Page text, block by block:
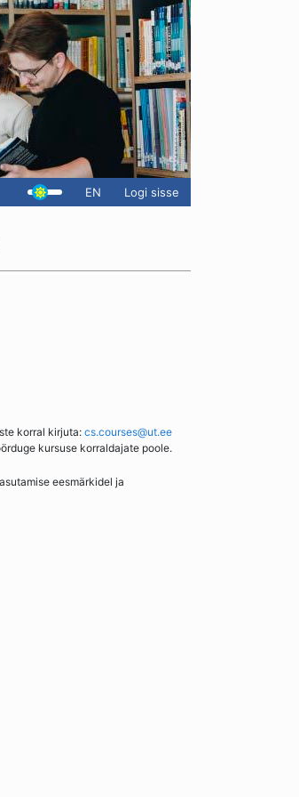
EN Logi sisse
korral kirjuta:cs.courses@ut.ee
kursuse korraldajate poole.
eesmärkidel ja